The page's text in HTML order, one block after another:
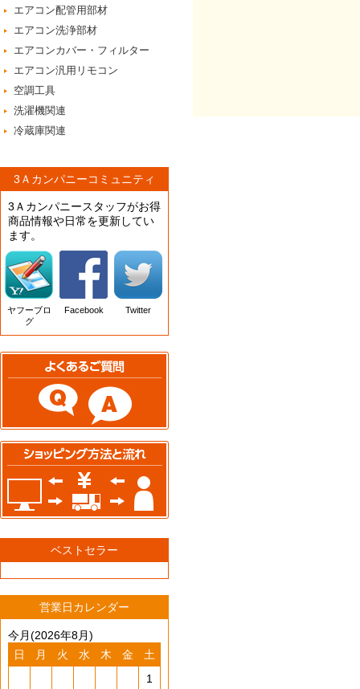
エアコン配管用部材
エアコン洗浄部材
エアコンカバー・フィルター
エアコン汎用リモコン
空調工具
洗濯機関連
冷蔵庫関連
3Ａカンパニーコミュニティ
3Ａカンパニースタッフがお得
商品情報や日常を更新してい
ます。
ヤフーブロ
グ
Facebook Twitter
ベストセラー
営業日カレンダー
今月(2026年8月)
日
月 火 水 木 金
土
1